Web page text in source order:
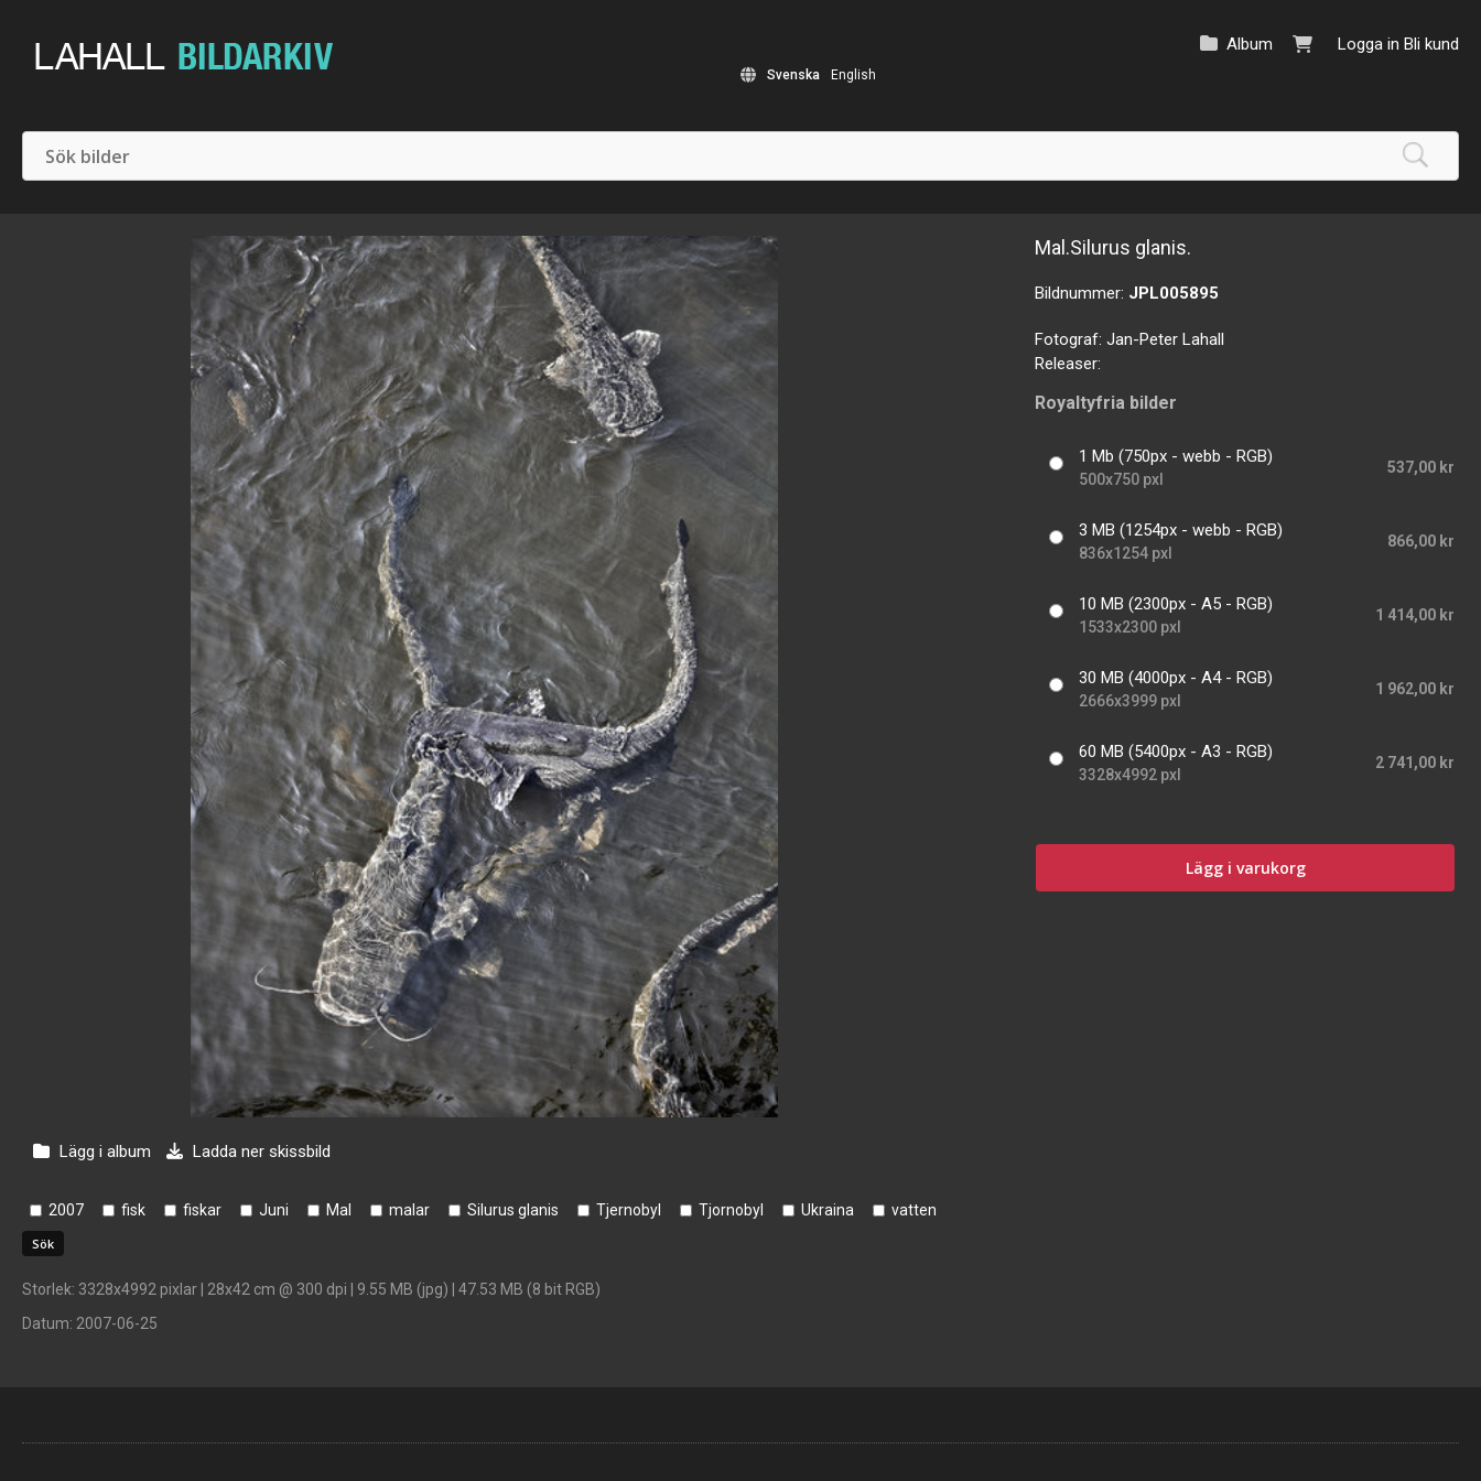
Logga in Bli kund
Album
Svenska English
Lägg i album Ladda ner skissbild
2007 fisk fiskar Juni Mal malar Silurus glanis Tjernobyl Tjornobyl Ukraina vatten
Storlek: 3328x4992 pixlar | 28x42 cm @ 300 dpi | 9.55 MB (jpg) | 47.53 MB (8 bit RGB)
Datum: 2007-06-25
Mal.Silurus glanis.
Bildnummer: JPL005895
Fotograf:Jan-Peter Lahall
Releaser:
Royaltyfria bilder
1 Mb (750px - webb - RGB)
500x750 pxl
537,00 kr
3 MB (1254px - webb - RGB)
836x1254 pxl
866,00 kr
10 MB (2300px - A5 - RGB)
1533x2300 pxl
1 414,00 kr
30 MB (4000px - A4 - RGB)
2666x3999 pxl
1 962,00 kr
60 MB (5400px - A3 - RGB)
3328x4992 pxl
2 741,00 kr
Lägg i varukorg